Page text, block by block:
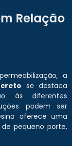
Relação
a
se destaca
às diferentes
podem ser
oferece uma
pequeno porte,